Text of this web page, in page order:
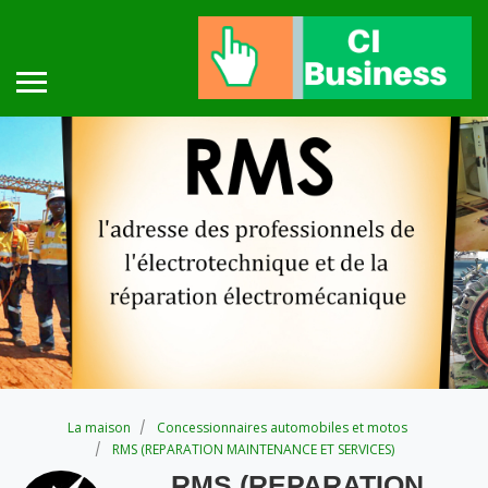
La maison
Concessionnaires automobiles et motos
RMS (REPARATION MAINTENANCE ET SERVICES)